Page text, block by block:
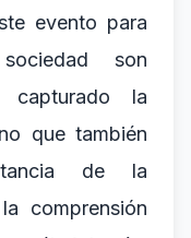
evento para
son
la
que también
de la
comprensión